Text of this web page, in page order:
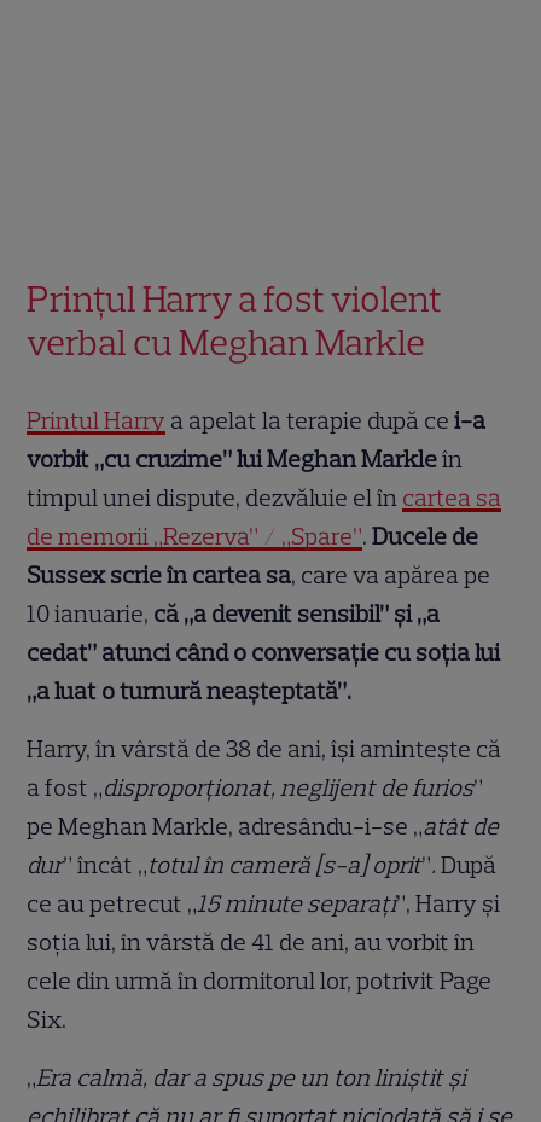
Prințul Harry a fost violent
verbal cu Meghan Markle
Prințul Harry a apelat la terapie după ce i-a
vorbit „cu cruzime” lui Meghan Markleîn
timpul unei dispute, dezvăluie el în cartea sa
de memorii „Rezerva” / „Spare”.Ducele de
Sussex scrie în cartea sa, care va apărea pe
10 ianuarie, că „a devenit sensibil” și „a
cedat” atunci când o conversație cu soția lui
„a luat o turnură neașteptată”.
Harry, în vârstă de 38 de ani, își amintește că
a fost „disproporționat, neglijent de furios”
pe Meghan Markle, adresându-i-se „atât de
dur” încât „totul în cameră [s-a] oprit”. După
ce au petrecut „15 minute separați”, Harry și
soția lui, în vârstă de 41 de ani, au vorbit în
cele din urmă în dormitorul lor, potrivit Page
Six.
„Era calmă, dar a spus pe un ton liniștit și
echilibrat că nu ar fi suportat niciodată să i se